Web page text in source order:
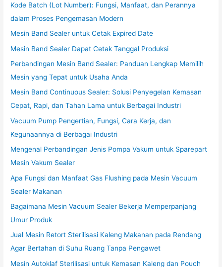
Kode Batch (Lot Number): Fungsi, Manfaat, dan Perannya
dalam Proses Pengemasan Modern
Mesin Band Sealer untuk Cetak Expired Date
Mesin Band Sealer Dapat Cetak Tanggal Produksi
Perbandingan Mesin Band Sealer: Panduan Lengkap Memilih
Mesin yang Tepat untuk Usaha Anda
Mesin Band Continuous Sealer: Solusi Penyegelan Kemasan
Cepat, Rapi, dan Tahan Lama untuk Berbagai Industri
Vacuum Pump Pengertian, Fungsi, Cara Kerja, dan
Kegunaannya di Berbagai Industri
Mengenal Perbandingan Jenis Pompa Vakum untuk Sparepart
Mesin Vakum Sealer
Apa Fungsi dan Manfaat Gas Flushing pada Mesin Vacuum
Sealer Makanan
Bagaimana Mesin Vacuum Sealer Bekerja Memperpanjang
Umur Produk
Jual Mesin Retort Sterilisasi Kaleng Makanan pada Rendang
Agar Bertahan di Suhu Ruang Tanpa Pengawet
Mesin Autoklaf Sterilisasi untuk Kemasan Kaleng dan Pouch